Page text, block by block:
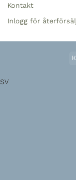
Kontakt
Inlogg för
SV